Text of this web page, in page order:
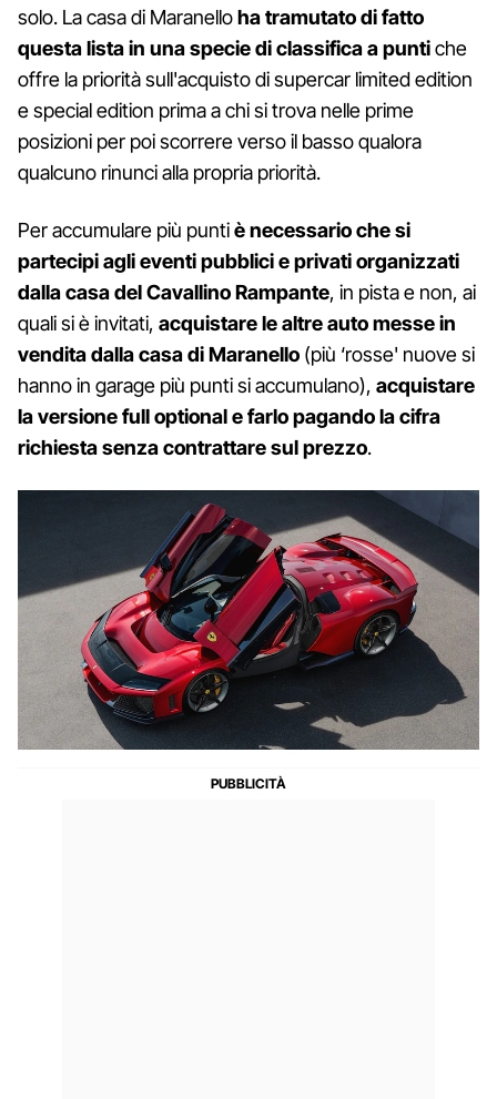
solo. La casa di Maranelloha tramutato di fatto
questa lista in una specie di classifica a puntiche
offre la priorità sull'acquisto di supercar limited edition
e special edition prima a chi si trova nelle prime
posizioni per poi scorrere verso il basso qualora
qualcuno rinunci alla propria priorità.
Per accumulare più puntiè necessario che si
partecipi agli eventi pubblici e privati organizzati
dalla casa del Cavallino Rampante, in pista e non, ai
quali si è invitati, acquistare le altre auto messe in
vendita dalla casa di Maranello (più ‘rosse' nuove si
hanno in garage più punti si accumulano), acquistare
la versione full optional e farlo pagando la cifra
richiesta senza contrattare sul prezzo.